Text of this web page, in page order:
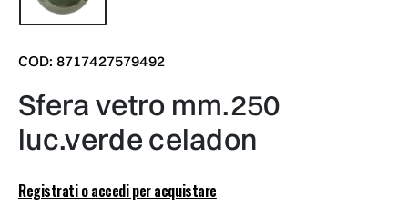
COD: 8717427579492
sfera vetro mm.250
luc.verde celadon
Registrati o accedi per acquistare